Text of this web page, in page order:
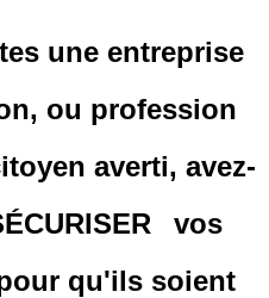
une entreprise
ou profession
averti, avez-
vos
qu'ils soient